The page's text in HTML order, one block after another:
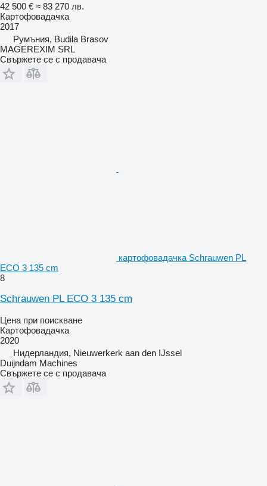
42 500 € ≈ 83 270 лв.
Картофовадачка
2017
Румъния, Budila Brasov
MAGEREXIM SRL
Свържете се с продавача
картофовадачка Schrauwen PL
ECO 3 135 cm
8
Schrauwen PL ECO 3 135 cm
Цена при поискване
Картофовадачка
2020
Нидерландия, Nieuwerkerk aan den IJssel
Duijndam Machines
Свържете се с продавача